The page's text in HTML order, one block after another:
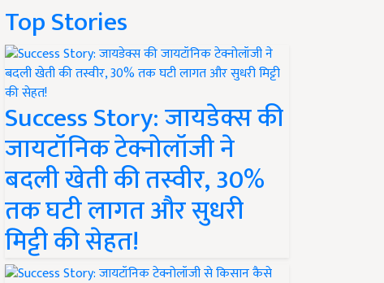
Top Stories
Success Story: जायडेक्स की
जायटॉनिक टेक्नोलॉजी ने
बदली खेती की तस्वीर, 30%
तक घटी लागत और सुधरी
मिट्टी की सेहत!